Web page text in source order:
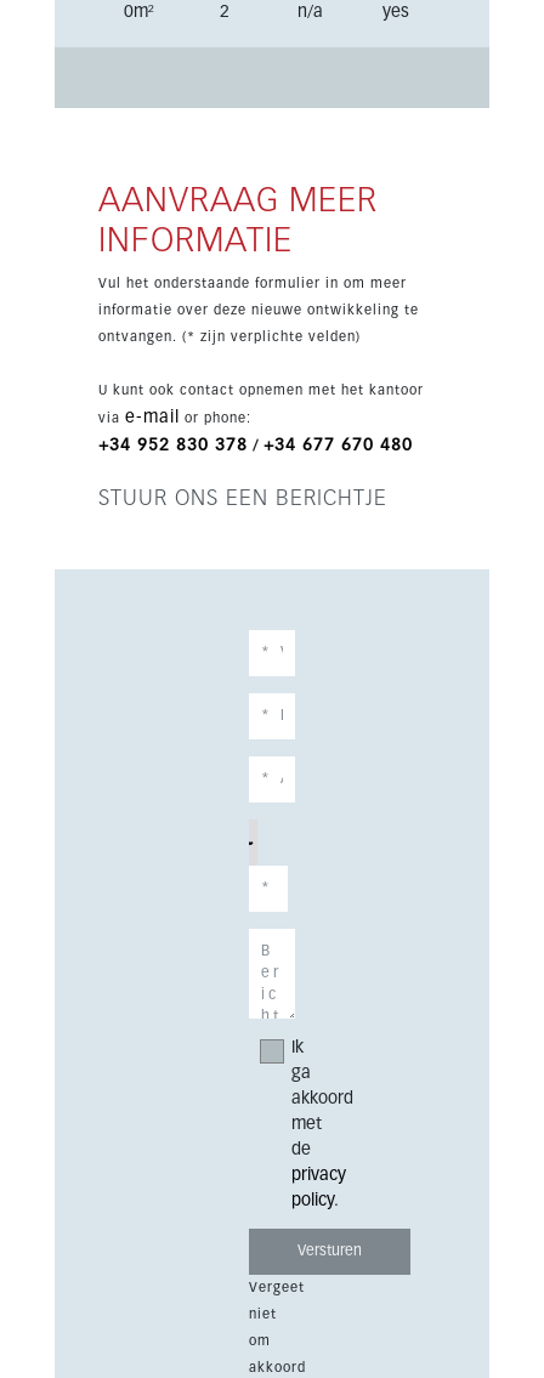
een nieuwbouwproject dat in 2024 is voltooid,
keuken, berging en video-intercom. Het complex
biedt uitgebreide voorzieningen zoals 2
gemeenschappelijke zwembaden, een
appartement heeft een westelijke ligging, met
0m² 2 n/a yes
AANVRAAG MEER
INFORMATIE
Vul het onderstaande formulier in om meer
informatie over deze nieuwe ontwikkeling te
ontvangen. (* zijn verplichte velden)
U kunt ook contact opnemen met het kantoor
via e-mail or phone:
+34 952 830 378 / +34 677 670 480
STUUR ONS EEN BERICHTJE
Ik
ga
akkoord
met
de
privacy
policy.
Vergeet
niet
om
akkoord